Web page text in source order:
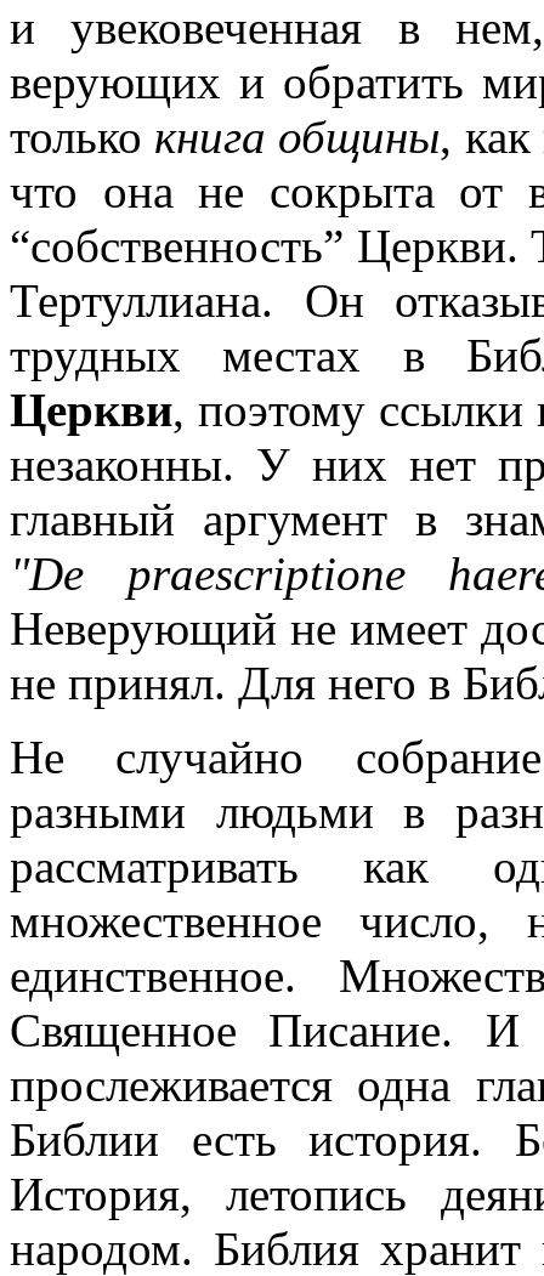
и увековеченная в
верующих и обратить
только книга общины,
что она не сокрыта
“собственность”
Тертуллиана. Он
трудных местах в
Церкви, поэтому
незаконны. У них нет
главный аргумент в
"De praescriptione
Неверующий не имеет
не принял. Для него в
Не случайно
разными людьми в
рассматривать как
множественное
единственное.
Священное Писание. И
прослеживается одна
Библии есть история.
История, летопись
народом. Библия